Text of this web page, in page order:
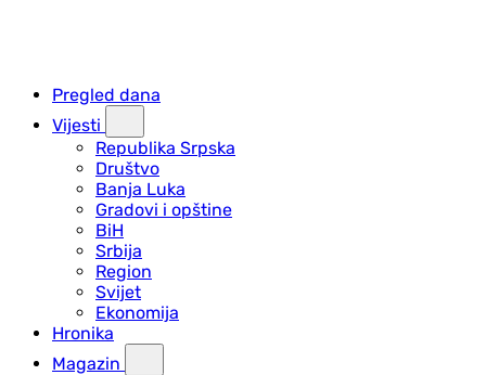
Pregled dana
Vijesti
Republika Srpska
Društvo
Banja Luka
Gradovi i opštine
BiH
Srbija
Region
Svijet
Ekonomija
Hronika
Magazin